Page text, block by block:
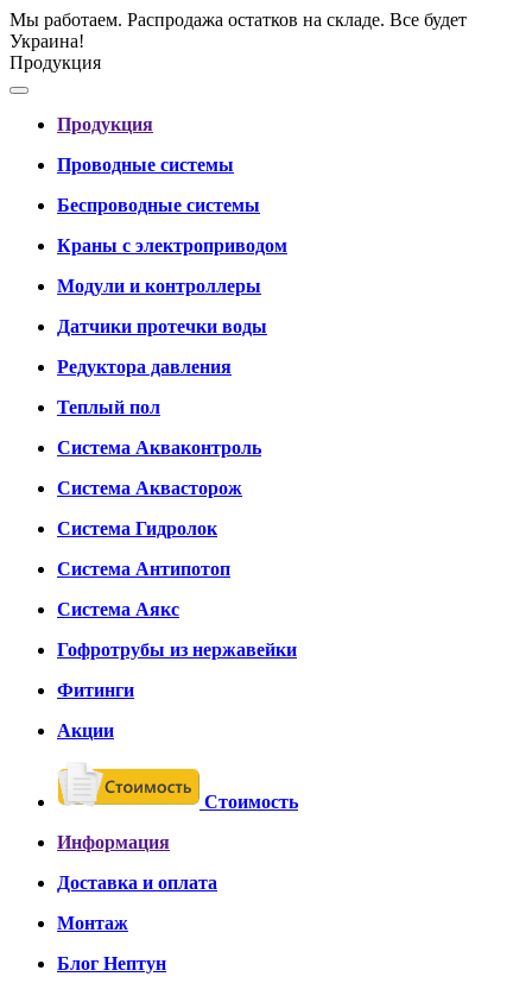
Мы работаем. Распродажа остатков на складе. Все будет
Украина!
Продукция
Продукция
Проводные системы
Беспроводные системы
Краны с электроприводом
Модули и контроллеры
Датчики протечки воды
Редуктора давления
Теплый пол
Система Акваконтроль
Система Аквасторож
Система Гидролок
Система Антипотоп
Система Аякс
Гофротрубы из нержавейки
Фитинги
Акции
Стоимость
Информация
Доставка и оплата
Монтаж
Блог Нептун